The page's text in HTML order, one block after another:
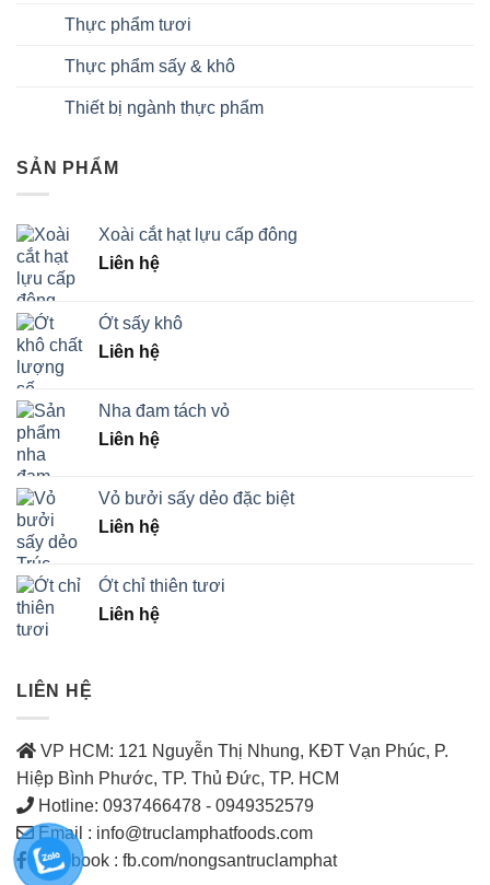
Thực phẩm tươi
Thực phẩm sấy & khô
Thiết bị ngành thực phẩm
SẢN PHẨM
Xoài cắt hạt lựu cấp đông
Liên hệ
Ớt sấy khô
Liên hệ
Nha đam tách vỏ
Liên hệ
Vỏ bưởi sấy dẻo đặc biệt
Liên hệ
Ớt chỉ thiên tươi
Liên hệ
LIÊN HỆ
VP HCM: 121 Nguyễn Thị Nhung, KĐT Vạn Phúc, P.
Hiệp Bình Phước, TP. Thủ Đức, TP. HCM
Hotline: 0937466478 - 0949352579
Email : info@truclamphatfoods.com
Facebook : fb.com/nongsantruclamphat